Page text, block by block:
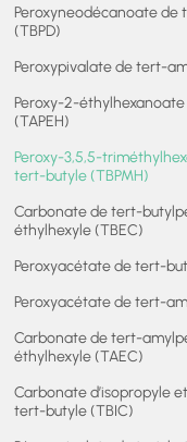
Peroxyneodécanoate de
(TBPD)
Peroxypivalate de tert-
Peroxy-2-
(TAPEH)
Peroxy-3,5,5-
tert-butyle (TBPMH)
Carbonate de tert-
éthylhexyle (TBEC)
Peroxyacétate de tert-
Peroxyacétate de tert-
Carbonate de tert-
éthylhexyle (TAEC)
Carbonate d’isopropyle
tert-butyle (TBIC)